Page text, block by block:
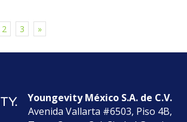
2 3 »
Youngevity México S.A. de C.V.
Avenida Vallarta #6503, Piso 4B,